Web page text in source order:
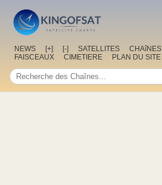
NEWS [+] [-] SATELLITES CHAîNES
FAISCEAUX
CIMETIERE PLAN DU SITE